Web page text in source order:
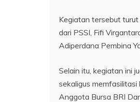
Kegiatan tersebut
dari PSSI, Fifi
Adiperdana Pembina
Selain itu, kegiatan ini
sekaligus
Anggota Bursa BRI